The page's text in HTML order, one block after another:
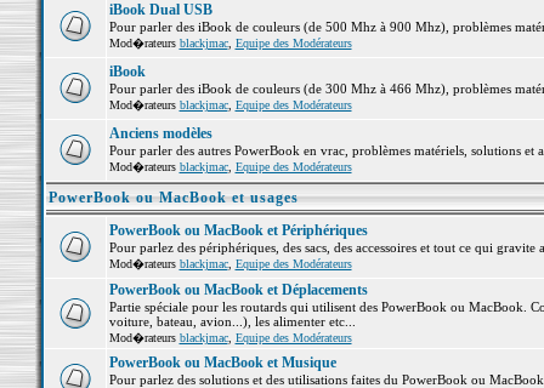
iBook Dual USB
Pour parler des iBook de couleurs (de 500 Mhz à 900 Mhz), problèmes
Mod�rateurs blackjmac, Equipe des Modérateurs
iBook
Pour parler des iBook de couleurs (de 300 Mhz à 466 Mhz), problèmes
Mod�rateurs blackjmac, Equipe des Modérateurs
Anciens modèles
Pour parler des autres PowerBook en vrac, problèmes matériels, solutions et
Mod�rateurs blackjmac, Equipe des Modérateurs
PowerBook ou MacBook et usages
PowerBook ou MacBook et Périphériques
Pour parlez des périphériques, des sacs, des accessoires et tout ce qui
Mod�rateurs blackjmac, Equipe des Modérateurs
PowerBook ou MacBook et Déplacements
Partie spéciale pour les routards qui utilisent des PowerBook ou MacBook.
voiture, bateau, avion...), les alimenter etc...
Mod�rateurs blackjmac, Equipe des Modérateurs
PowerBook ou MacBook et Musique
Pour parlez des solutions et des utilisations faites du PowerBook ou